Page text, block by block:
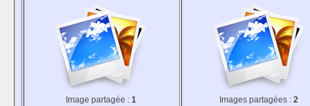
Image partagée : 1
Images partagées : 2